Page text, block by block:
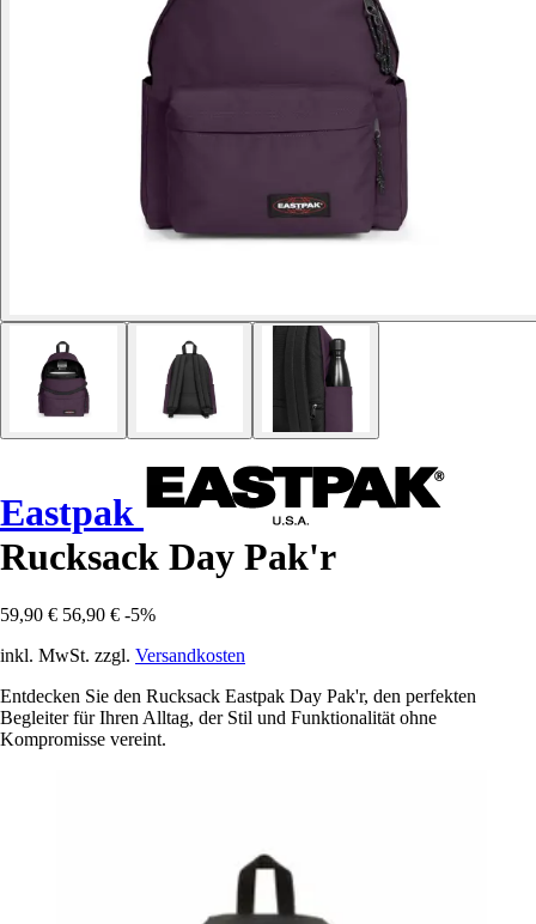
Eastpak
Rucksack Day Pak'r
59,90 € 56,90 € -5%
inkl. MwSt. zzgl. Versandkosten
Entdecken Sie den Rucksack Eastpak Day Pak'r, den perfekten
Begleiter für Ihren Alltag, der Stil und Funktionalität ohne
Kompromisse vereint.